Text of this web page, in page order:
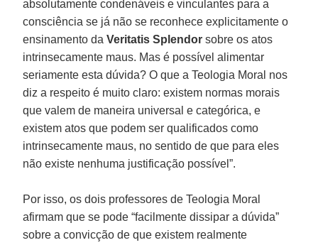
absolutamente condenáveis e vinculantes para a
consciência se já não se reconhece explicitamente o
ensinamento daVeritatis Splendorsobre os atos
intrinsecamente maus. Mas é possível alimentar
seriamente esta dúvida? O que a Teologia Moral nos
diz a respeito é muito claro: existem normas morais
que valem de maneira universal e categórica, e
existem atos que podem ser qualificados como
intrinsecamente maus, no sentido de que para eles
não existe nenhuma justificação possível”.
Por isso, os dois professores de Teologia Moral
afirmam que se pode “facilmente dissipar a dúvida”
sobre a convicção de que existem realmente